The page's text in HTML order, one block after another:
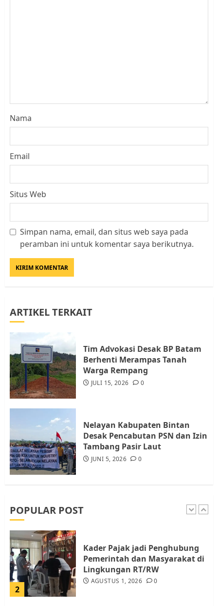
Nama
Email
Situs Web
Simpan nama, email, dan situs web saya pada
peramban ini untuk komentar saya berikutnya.
ARTIKEL TERKAIT
Tim Advokasi Desak BP Batam
Berhenti Merampas Tanah
Warga Rempang
JULI 15, 2026 0
Nelayan Kabupaten Bintan
Desak Pencabutan PSN dan Izin
Tambang Pasir Laut
JUNI 5, 2026 0
POPULAR POST
Datangi Pemko Batam, Warga
4
Warga Rempang Ajukan
Resahkan Warga
JULI 17, 2026 0
5
JULI 15, 2026 0
1
2
Kader Pajak jadi Penghubung
Pemerintah dan Masyarakat di
Lingkungan RT/RW
AGUSTUS 1, 2026 0